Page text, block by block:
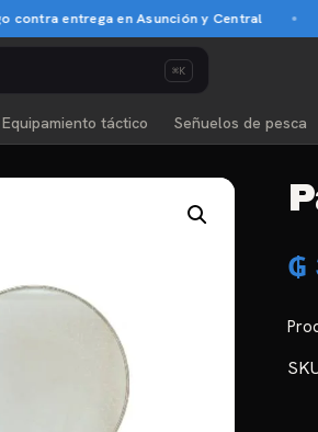
entrega en Asunción y Central
⌘K
Equipamiento táctico Señuelos de pesca
₲